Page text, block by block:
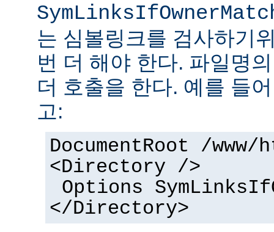
는 심볼링크를 검사하기
번 더 해야 한다. 파일명
더 호출을 한다. 예를 들
고:
DocumentRoot /www/
<Directory />
Options
</Directory>